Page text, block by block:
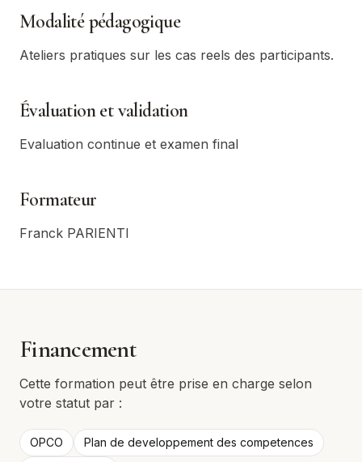
Modalité pédagogique
Ateliers pratiques sur les cas reels des participants.
Évaluation et validation
Evaluation continue et examen final
Formateur
Franck PARIENTI
Financement
Cette formation peut être prise en charge selon
votre statut par :
OPCO
Plan de developpement des competences